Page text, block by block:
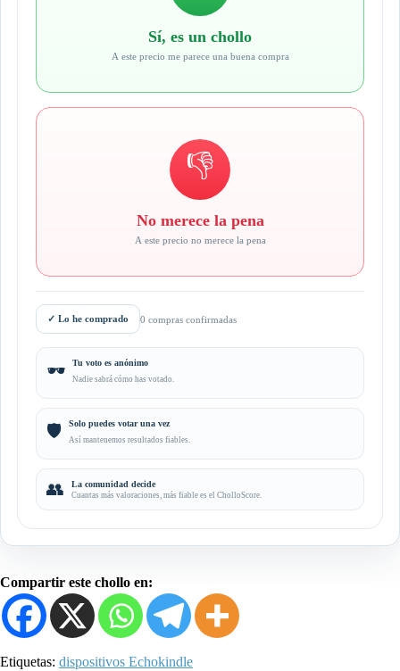
Sí, es un chollo
A este precio me parece una buena compra
👎
No merece la pena
A este precio no merece la pena
✓ Lo he comprado 0 compras confirmadas
🕶️ Tu voto es anónimo
Nadie sabrá cómo has votado.
🛡️ Solo puedes votar una vez
Así mantenemos resultados fiables.
👥 La comunidad decide
Cuantas más valoraciones, más fiable es el CholloScore.
Compartir este chollo en:
Etiquetas: dispositivos Echokindle